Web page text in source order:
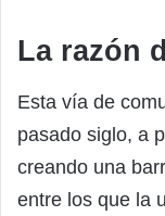
La razón
Esta vía de
pasado siglo, a
creando una
entre los que la